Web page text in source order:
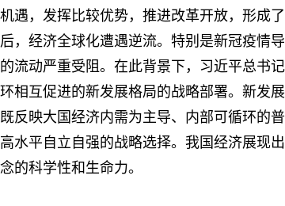
遇，发挥比较优势，推进改革开放，形成
，经济全球化遭遇逆流。特别是新冠疫情
流动严重受阻。在此背景下，习近平总书
相互促进的新发展格局的战略部署。新发
反映大国经济内需为主导、内部可循环的
水平自立自强的战略选择。我国经济展现
的科学性和生命力。